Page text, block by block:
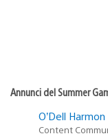
Annunci del Summer
O’Dell Harmon
Content